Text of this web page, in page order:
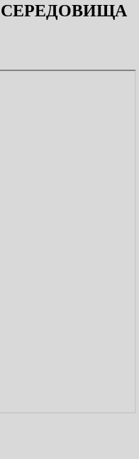
СЕРЕДОВИЩА